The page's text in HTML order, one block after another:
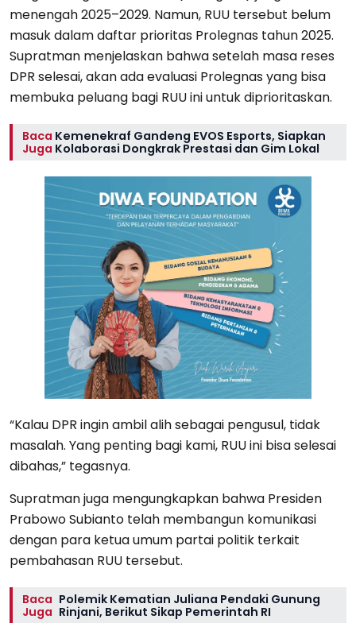
menengah 2025–2029. Namun, RUU tersebut belum
masuk dalam daftar prioritas Prolegnas tahun 2025.
Supratman menjelaskan bahwa setelah masa reses
DPR selesai, akan ada evaluasi Prolegnas yang bisa
membuka peluang bagi RUU ini untuk diprioritaskan.
Baca
Juga
Kemenekraf Gandeng EVOS Esports, Siapkan
Kolaborasi Dongkrak Prestasi dan Gim Lokal
“Kalau DPR ingin ambil alih sebagai pengusul, tidak
masalah. Yang penting bagi kami, RUU ini bisa selesai
dibahas,” tegasnya.
Supratman juga mengungkapkan bahwa Presiden
Prabowo Subianto telah membangun komunikasi
dengan para ketua umum partai politik terkait
pembahasan RUU tersebut.
Baca
Juga
Polemik Kematian Juliana Pendaki Gunung
Rinjani, Berikut Sikap Pemerintah RI